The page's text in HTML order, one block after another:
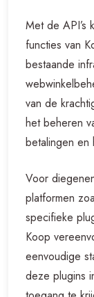
Met de API’s
functies van
bestaande
van de
het beheren
betalingen en
Voor
platformen
specifieke
Koop
eenvoudige
deze plugins